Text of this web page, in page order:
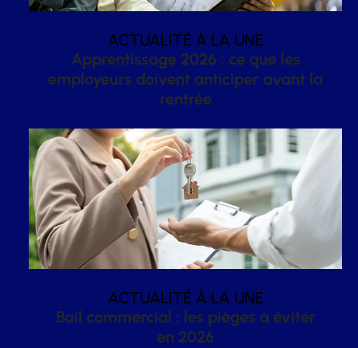
ACTUALITÉ À LA UNE
Apprentissage 2026 : ce que les
employeurs doivent anticiper avant la
rentrée
ACTUALITÉ À LA UNE
Bail commercial : les pièges à éviter
en 2026